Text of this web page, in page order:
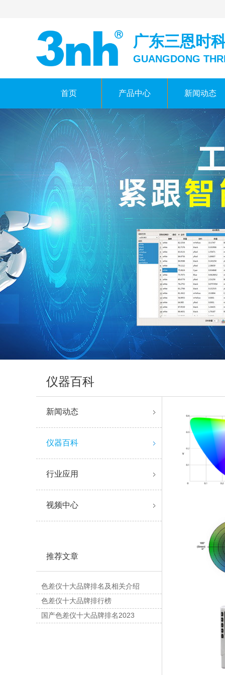
广东三恩时
GUANGDONG
首页 产品中心 新闻动态
仪器百科
新闻动态
仪器百科
行业应用
视频中心
推荐文章
色差仪十大品牌排名及相关介绍
色差仪十大品牌排行榜
国产色差仪十大品牌排名2023